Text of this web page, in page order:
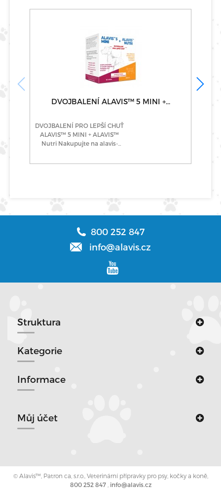
DVOJBALENÍ ALAVIS™ 5 MINI +...
DVOJBALENÍ PRO LEPŠÍ CHUŤ
ALAVIS™ 5 MINI + ALAVIS™
Nutri Nakupujte na alavis-
800 252 847
info@alavis.cz
Struktura
Kategorie
Informace
Můj účet
© Alavis™, Patron ca, s.r.o., Veterinární přípravky pro psy, kočky a koně,
800 252 847, info@alavis.cz